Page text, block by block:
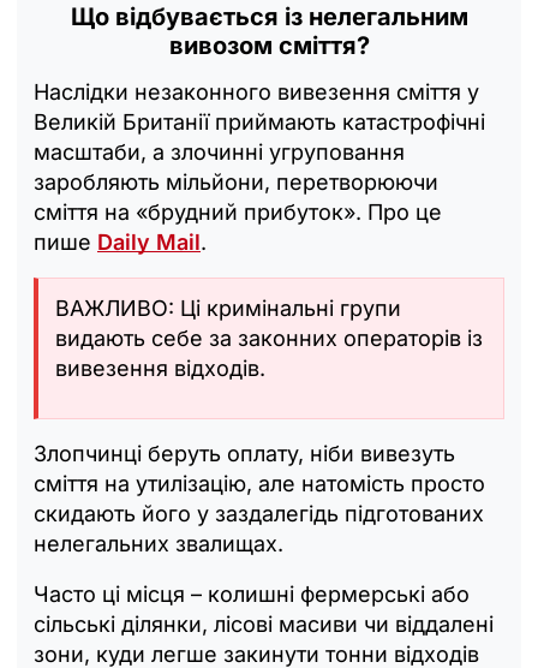
Що відбувається із нелегальним
вивозом сміття?
Наслідки незаконного вивезення сміття у
Великій Британії приймають катастрофічні
масштаби, а злочинні угруповання
заробляють мільйони, перетворюючи
сміття на «брудний прибуток». Про це
пише Daily Mail.
ВАЖЛИВО: Ці кримінальні групи
видають себе за законних операторів із
вивезення відходів.
Злопчинці беруть оплату, ніби вивезуть
сміття на утилізацію, але натомість просто
скидають його у заздалегідь підготованих
нелегальних звалищах.
Часто ці місця – колишні фермерські або
сільські ділянки, лісові масиви чи віддалені
зони, куди легше закинути тонни відходів